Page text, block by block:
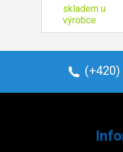
skladem u
výrobce
(+420)